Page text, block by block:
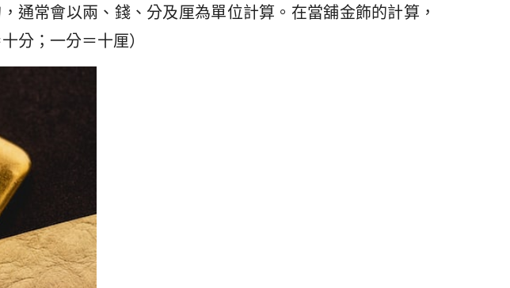
通常會以兩、錢、分及厘為單位計算。在當舖金飾的計算，
分；一分＝十厘）